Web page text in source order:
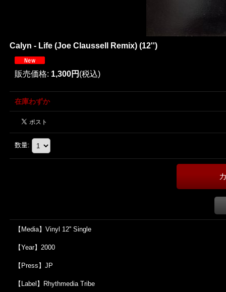
Calyn - Life (Joe Claussell Remix) (12'')
販売価格: 1,300円 (税込)
在庫わずか
数量:
【Media】Vinyl 12'' Single
【Year】2000
【Press】JP
【Label】Rhythmedia Tribe